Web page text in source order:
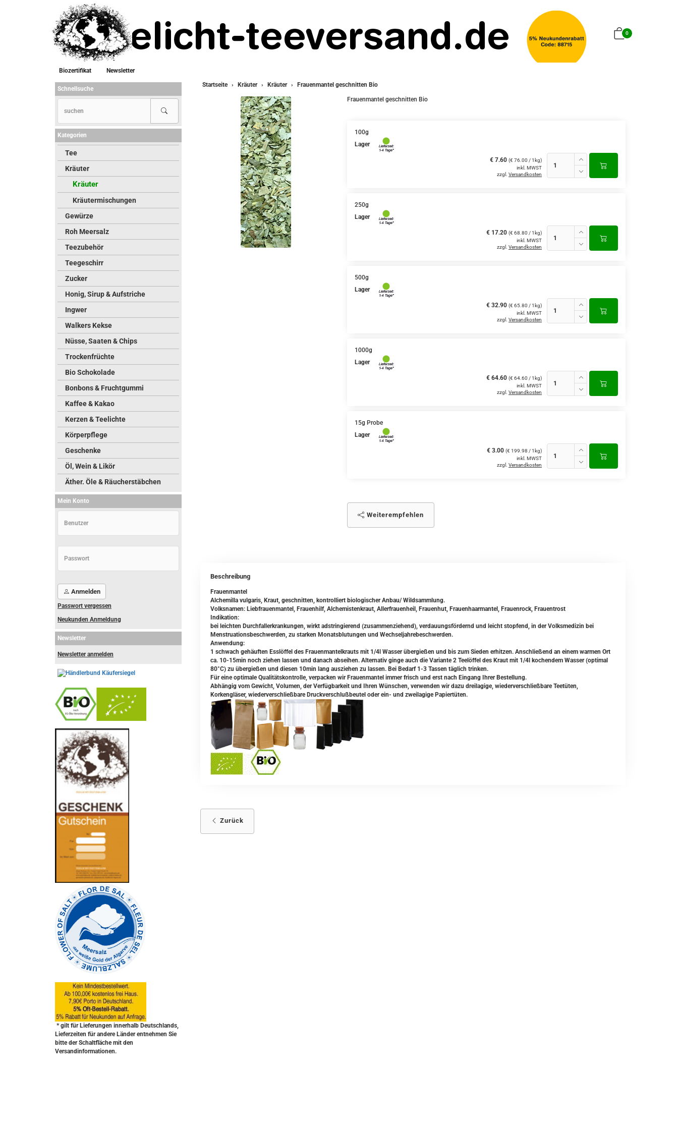
0
Biozertifikat
Newsletter
Startseite
Kräuter Kräuter Frauenmantel geschnitten Bio
Frauenmantel geschnitten Bio
100g
Lager
€ 7.60 (€ 76.00 / 1kg)
inkl. MWST
zzgl. Versandkosten
250g
Lager
€ 17.20 (€ 68.80 / 1kg)
inkl. MWST
zzgl. Versandkosten
500g
Lager
€ 32.90 (€ 65.80 / 1kg)
inkl. MWST
zzgl. Versandkosten
1000g
Lager
€ 64.60 (€ 64.60 / 1kg)
inkl. MWST
zzgl. Versandkosten
15g Probe
Lager
€ 3.00 (€ 199.98 / 1kg)
inkl. MWST
zzgl. Versandkosten
Weiterempfehlen
Beschreibung
Frauenmantel
Alchemilla vulgaris, Kraut, geschnitten, kontrolliert biologischer Anbau/ Wildsammlung.
Volksnamen: Liebfrauenmantel, Frauenhilf, Alchemistenkraut, Allerfrauenheil, Frauenhut, Frauenhaarmantel, Frauenrock, Frauentrost
Indikation:
bei leichten Durchfallerkrankungen, wirkt adstringierend (zusammenziehend), verdauungsfördernd und leicht stopfend, in der Volksmedizin bei
Menstruationsbeschwerden, zu starken Monatsblutungen und Wechseljahrebeschwerden.
Anwendung:
1 schwach gehäuften Esslöffel des Frauenmantelkrauts mit 1/4l Wasser übergießen und bis zum Sieden erhitzen. Anschließend an einem warmen Ort
ca. 10-15min noch ziehen lassen und danach abseihen. Alternativ ginge auch die Variante 2 Teelöffel des Kraut mit 1/4l kochendem Wasser (optimal
80°C) zu übergießen und diesen 10min lang ausziehen zu lassen. Bei Bedarf 1-3 Tassen täglich trinken.
Für eine optimale Qualitätskontrolle, verpacken wir Frauenmantel immer frisch und erst nach Eingang Ihrer Bestellung.
Abhängig vom Gewicht, Volumen, der Verfügbarkeit und Ihren Wünschen, verwenden wir dazu dreilagige, wiederverschließbare Teetüten,
Korkengläser, wiederverschließbare Druckverschlußbeutel oder ein- und zweilagige Papiertüten.
Zurück
Schnellsuche
Kategorien
Tee
Kräuter
Kräuter
Kräutermischungen
Gewürze
Roh Meersalz
Teezubehör
Teegeschirr
Zucker
Honig, Sirup & Aufstriche
Ingwer
Walkers Kekse
Nüsse, Saaten & Chips
Trockenfrüchte
Bio Schokolade
Bonbons & Fruchtgummi
Kaffee & Kakao
Kerzen & Teelichte
Körperpflege
Geschenke
Öl, Wein & Likör
Äther. Öle & Räucherstäbchen
Mein Konto
Anmelden
Passwort vergessen
Neukunden Anmeldung
Newsletter
Newsletter anmelden
* gilt für Lieferungen innerhalb Deutschlands,
Lieferzeiten für andere Länder entnehmen Sie
bitte der Schaltfläche mit den
Versandinformationen.